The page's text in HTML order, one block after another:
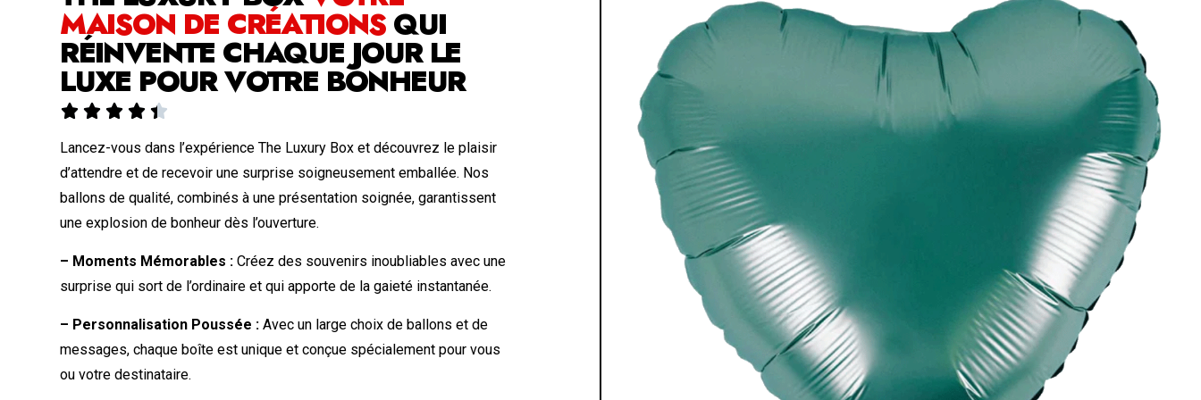
MAISON DE CRÉATIONSQUI
RÉINVENTE CHAQUE JOUR LE
LUXE POUR VOTRE BONHEUR
    
Lancez-vous dans l’expérience The Luxury Box et découvrez le plaisir
d’attendre et de recevoir une surprise soigneusement emballée. Nos
ballons de qualité, combinés à une présentation soignée, garantissent
une explosion de bonheur dès l’ouverture.
– Moments Mémorables : Créez des souvenirs inoubliables avec une
surprise qui sort de l’ordinaire et qui apporte de la gaieté instantanée.
– Personnalisation Poussée : Avec un large choix de ballons et de
messages, chaque boîte est unique et conçue spécialement pour vous
ou votre destinataire.